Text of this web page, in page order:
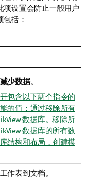
项设置会防止一般用户
括：
减少数据。
包含以下两个指令的
的值：通过移除所有
数据库。移除所
数据库的所有数
结构和布局，创建模
作表到文档。